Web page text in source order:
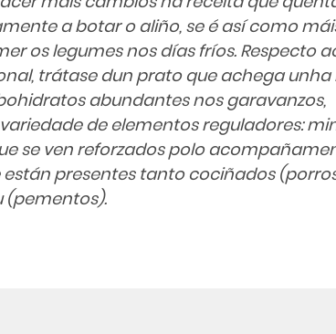
a botar o aliño, se é así como
os legumes nos días fríos. Respecto
trátase dun prato que achega unha
abundantes nos garavanzos,
de elementos reguladores:
se ven reforzados polo
están presentes tanto cociñados
(pementos).